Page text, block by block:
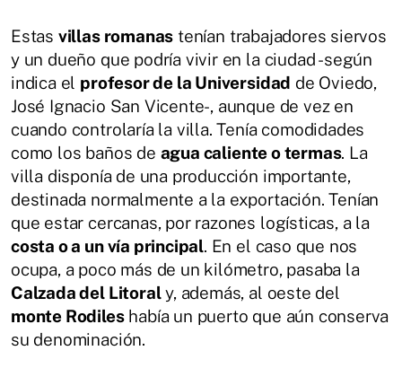
Estas villas romanas tenían trabajadores siervos
y un dueño que podría vivir en la ciudad -según
indica el profesor de la Universidad de Oviedo,
José Ignacio San Vicente-, aunque de vez en
cuando controlaría la villa. Tenía comodidades
como los baños de agua caliente o termas. La
villa disponía de una producción importante,
destinada normalmente a la exportación. Tenían
que estar cercanas, por razones logísticas, a la
costa o a un vía principal. En el caso que nos
ocupa, a poco más de un kilómetro, pasaba la
Calzada del Litoraly, además, al oeste del
monte Rodileshabía un puerto que aún conserva
su denominación.